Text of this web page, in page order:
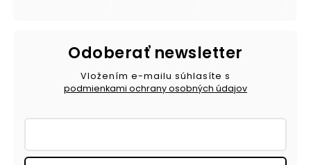
Odoberať newsletter
Vložením e-mailu súhlasíte s
podmienkami ochrany osobných údajov